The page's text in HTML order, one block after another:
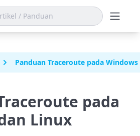
Panduan Traceroute pada
pada
Linux